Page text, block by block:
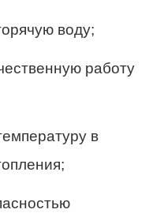
воду;
работу
в